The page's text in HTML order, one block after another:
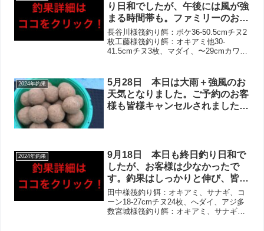
り日和でしたが、午後には風が強
まる時間帯も。ファミリーのお客
様含めて、多数の方がお越しくだ
さいました！釣りキッズも大活躍
で、アジ・イワシ多数に加えビッ
厳しい様子でしたが、歳無し含め
て良型複数！良型ヒラメ・カワハ
ギも‼︎
長谷川様筏釣り餌：ボケ36-50.5cmチヌ2
枚工藤様筏釣り餌：オキアミ他30-
41.5cmチヌ3枚、マダイ、〜29cmカワハ
セ釣り餌：オキアミ他35-37cmチヌ...
2024年釣果
5月28日 本日は大雨＋強風のお
天気となりました。ご予約のお客
様も皆様キャンセルされましたの
2024年釣果
9月18日 本日も終日釣り日和で
したが、お客様は少なかったで
す。釣果はしっかりと伸び、皆様
狙い魚種ゲット‼︎スカリを落とし
てしまった方以外は皆様お写真撮
らせて頂き、その方もチヌは15
田中様筏釣り餌：オキアミ、サナギ、コ
ーン18-27cmチヌ24枚、へダイ、アジ多
数宮城様筏釣り餌：オキアミ、サナギ、